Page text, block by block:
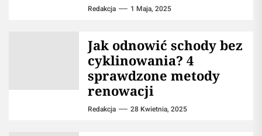
Redakcja 1 Maja, 2025
Jak odnowić schody bez
cyklinowania? 4
sprawdzone metody
renowacji
Redakcja 28 Kwietnia, 2025